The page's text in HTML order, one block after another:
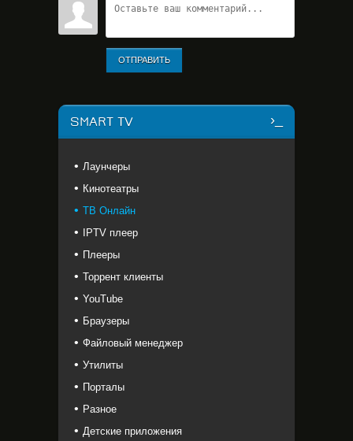
ОТПРАВИТЬ
SMART TV
Лаунчеры
Кинотеатры
ТВ Онлайн
IPTV плеер
Плееры
Торрент клиенты
YouTube
Браузеры
Файловый менеджер
Утилиты
Порталы
Разное
Детские приложения